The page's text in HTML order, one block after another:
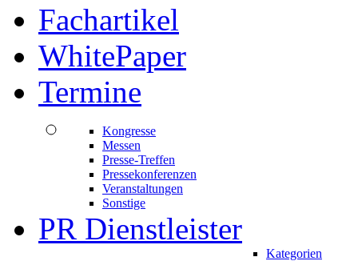
Fachartikel
WhitePaper
Termine
Kongresse
Messen
Presse-Treffen
Pressekonferenzen
Veranstaltungen
Sonstige
PR Dienstleister
Kategorien